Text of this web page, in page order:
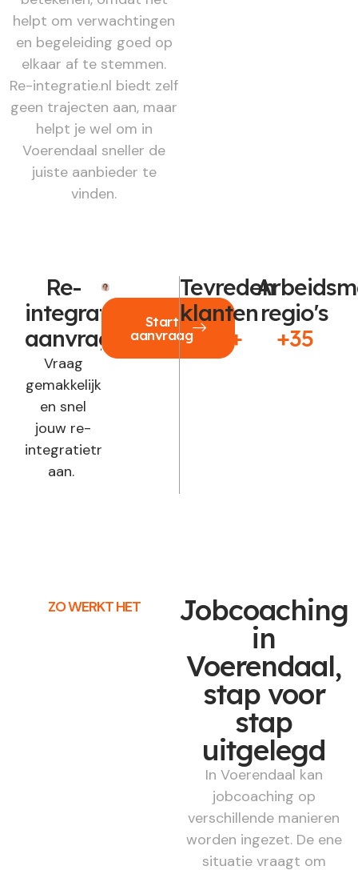
helpt om verwachtingen
en begeleiding goed op
elkaar af te stemmen.
Re-integratie.nl biedt zelf
geen trajecten aan, maar
helpt je wel om in
Voerendaal sneller de
juiste aanbieder te
vinden.
Re-
integratie
aanvragen?
Vraag
gemakkelijk
en snel
jouw re-
integratietraject
aan.
Start
aanvraag
Tevreden
klanten
250+
regio's
+35
ZO WERKT HET Jobcoaching
in
Voerendaal,
stap voor
stap
uitgelegd
In Voerendaal kan
jobcoaching op
verschillende manieren
worden ingezet. De ene
situatie vraagt om